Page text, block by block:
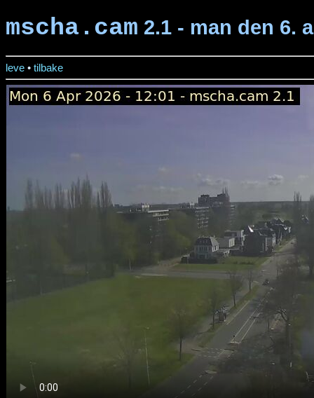
mscha.cam 2.1 - man den 6.
leve • tilbake